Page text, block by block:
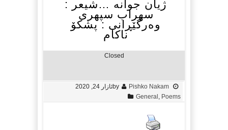
ژیان جوانە …شیعر :
سهراب سپهری
وەرگێڕانی : پشکۆ
ناکام
Closed
by Pishko Nakam
ئازار 24, 2020
General Poems